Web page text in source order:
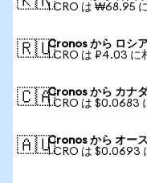
1 CRO は ₩68.95
🇷🇺Cronos から ロシ
1 CRO は ₽4.03 に
🇨🇦Cronos から カナ
1 CRO は $0.0683
🇦🇺Cronos から オー
1 CRO は $0.0693